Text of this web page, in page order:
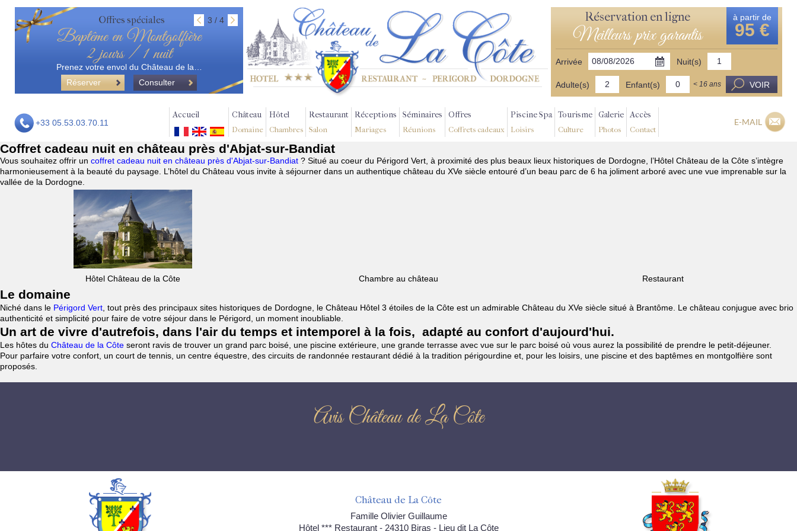
Offres spéciales 3 / 4
Baptême en Montgolfière
2 jours / 1 nuit
Prenez votre envol du Château de la…
Réserver
Consulter
Réservation en ligne
Meilleurs prix garantis
à partir de
95 €
Arrivée Nuit(s)
Adulte(s) Enfant(s) < 16 ans VOIR
+33 05.53.03.70.11
Accueil Château
Domaine
Hôtel
Chambres
Restaurant
Salon
Réceptions
Mariages
Séminaires
Réunions
Offres
Coffrets cadeaux
Piscine Spa
Loisirs
Tourisme
Culture
Galerie
Photos
Accès
Contact
E-MAIL
Coffret cadeau nuit en château près d'Abjat-sur-Bandiat
Vous souhaitez offrir un coffret cadeau nuit en château près d'Abjat-sur-Bandiat ? Situé au coeur du Périgord Vert, à proximité des plus beaux lieux historiques de Dordogne, l’Hôtel Château de la Côte s’intègre
harmonieusement à la beauté du paysage. L’hôtel du Château vous invite à séjourner dans un authentique château du XVe siècle entouré d’un beau parc de 6 ha joliment arboré avec une vue imprenable sur la
vallée de la Dordogne.
Hôtel Château de la Côte Chambre au château Restaurant
Le domaine
Niché dans le Périgord Vert , tout près des principaux sites historiques de Dordogne, le Château Hôtel 3 étoiles de la Côte est un admirable Château du XVe siècle situé à Brantôme. Le château conjugue avec brio
authenticité et simplicité pour faire de votre séjour dans le Périgord, un moment inoubliable.
Un art de vivre d'autrefois, dans l'air du temps et intemporel à la fois, adapté au confort d'aujourd'hui.
Les hôtes du Château de la Côte seront ravis de trouver un grand parc boisé, une piscine extérieure, une grande terrasse avec vue sur le parc boisé où vous aurez la possibilité de prendre le petit-déjeuner.
Pour parfaire votre confort, un court de tennis, un centre équestre, des circuits de randonnée restaurant dédié à la tradition périgourdine et, pour les loisirs, une piscine et des baptêmes en montgolfière sont
proposés.
Avis Château de La Côte
Château de La Côte
Famille Olivier Guillaume
Hôtel *** Restaurant - 24310 Biras - Lieu dit La Côte